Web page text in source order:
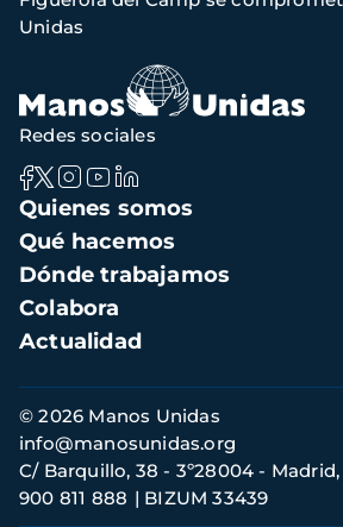
navegación
Unidas
Navegación
principal
Quienes somos
Qué hacemos
Dónde trabajamos
Colabora
Actualidad
Redes sociales
Información
de
contacto
© 2026 Manos Unidas
C/ Barquillo, 38 - 3º28004 - Madrid,
900 811 888
BIZUM 33439
info@manosunidas.org